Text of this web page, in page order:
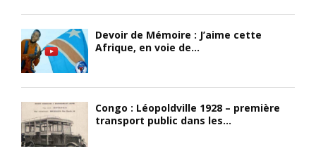
Devoir de Mémoire : J’aime cette
Afrique, en voie de...
Congo : Léopoldville 1928 – première
transport public dans les...